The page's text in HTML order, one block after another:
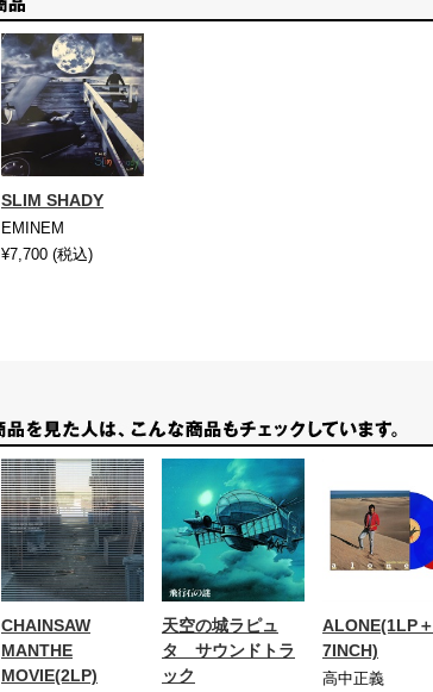
SLIM SHADY
EMINEM
¥7,700 (税込)
CHAINSAW
MANTHE
MOVIE(2LP)
天空の城ラピュ
タ サウンドトラ
ック
ALONE(1LP＋
7INCH)
高中正義